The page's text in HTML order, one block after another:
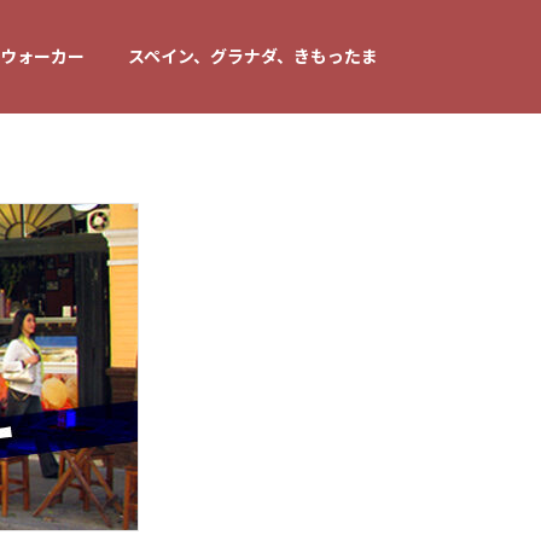
ォーカー スペイン、グラナダ、きもったま